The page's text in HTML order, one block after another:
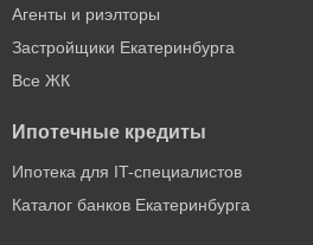
Агенты и риэлторы
Застройщики Екатеринбурга
Все ЖК
Ипотечные кредиты
Ипотека для IT-специалистов
Каталог банков Екатеринбурга